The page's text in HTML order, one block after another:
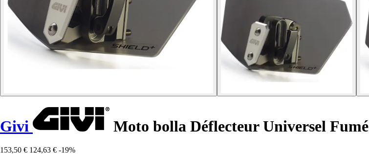
Givi Moto bolla Déflecteur Universel Fumé
153,50 € 124,63 € -19%